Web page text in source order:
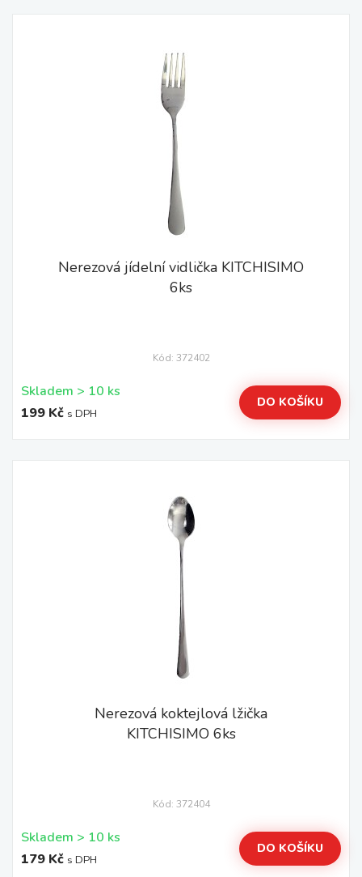
Nerezová jídelní vidlička KITCHISIMO
6ks
Kód: 372402
Skladem > 10 ks
199 Kč s DPH
DO KOŠÍKU
Nerezová koktejlová lžička
KITCHISIMO 6ks
Kód: 372404
Skladem > 10 ks
179 Kč s DPH
DO KOŠÍKU